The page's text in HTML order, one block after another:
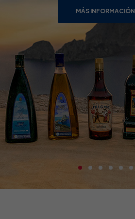
MÁS INFORMACIÓN